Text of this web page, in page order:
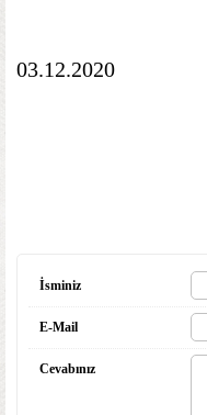
03.12.2020
İsminiz
E-Mail
Cevabınız